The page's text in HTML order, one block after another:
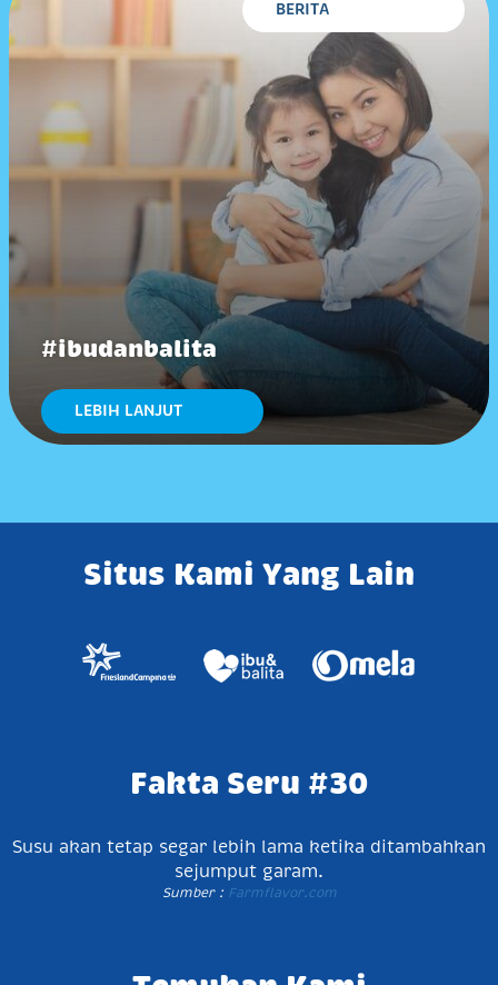
#ibudanbalita
LEBIH LANJUT
BERITA
Situs Kami Yang Lain
Fakta Seru #30
Susu akan tetap segar lebih lama ketika ditambahkan
sejumput garam.
Sumber :Farmflavor.com